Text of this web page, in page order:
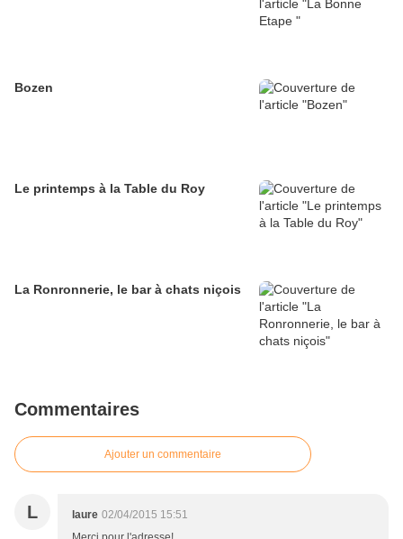
Bozen
Le printemps à la Table du Roy
La Ronronnerie, le bar à chats niçois
Commentaires
Ajouter un commentaire
L laure 02/04/2015 15:51